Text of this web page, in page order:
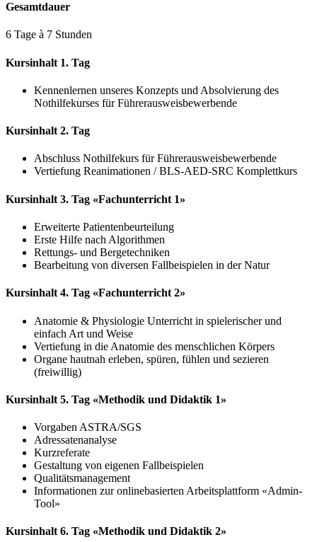
Gesamtdauer
6 Tage à 7 Stunden
Kursinhalt 1. Tag
Kennenlernen unseres Konzepts und Absolvierung des
Nothilfekurses für Führerausweisbewerbende
Kursinhalt 2. Tag
Abschluss Nothilfekurs für Führerausweisbewerbende
Vertiefung Reanimationen / BLS-AED-SRC Komplettkurs
Kursinhalt 3. Tag «Fachunterricht 1»
Erweiterte Patientenbeurteilung
Erste Hilfe nach Algorithmen
Rettungs- und Bergetechniken
Bearbeitung von diversen Fallbeispielen in der Natur
Kursinhalt 4. Tag «Fachunterricht 2»
Anatomie & Physiologie Unterricht in spielerischer und
einfach Art und Weise
Vertiefung in die Anatomie des menschlichen Körpers
Organe hautnah erleben, spüren, fühlen und sezieren
(freiwillig)
Kursinhalt 5. Tag «Methodik und Didaktik 1»
Vorgaben ASTRA/SGS
Adressatenanalyse
Kurzreferate
Gestaltung von eigenen Fallbeispielen
Qualitätsmanagement
Informationen zur onlinebasierten Arbeitsplattform «Admin-
Tool»
Kursinhalt 6. Tag «Methodik und Didaktik 2»